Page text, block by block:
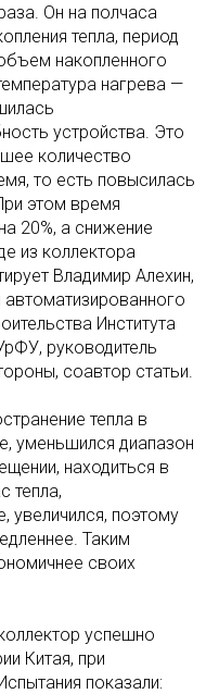
Он на полчаса
тепла, период
накопленного
нагрева —
устройства. Это
количество
то есть повысилась
этом время
20%, а снижение
из коллектора
Владимир Алехин,
Института
руководитель
соавтор статьи.
тепла в
уменьшился диапазон
находиться в
тепла,
увеличился, поэтому
Таким
своих
успешно
Китая, при
показали: